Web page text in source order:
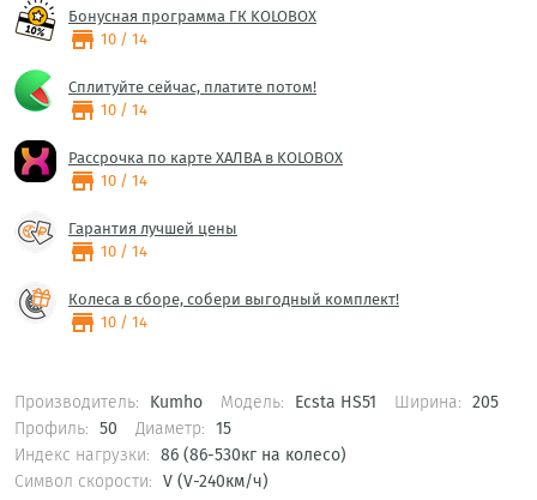
Бонусная программа ГК KOLOBOX
store 10 / 14
Сплитуйте сейчас, платите потом!
store 10 / 14
Рассрочка по карте ХАЛВА в KOLOBOX
store 10 / 14
Гарантия лучшей цены
store 10 / 14
Колеса в сборе, собери выгодный комплект!
store 10 / 14
Производитель: Kumho Модель: Ecsta HS51 Ширина: 205
Профиль: 50 Диаметр: 15
Индекс нагрузки: 86 (86-530кг на колесо)
Символ скорости: V (V-240км/ч)